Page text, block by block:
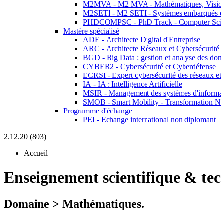
M2MVA - M2 MVA - Mathématiques,
M2SETI - M2 SETI - Systèmes embarqués
PHDCOMPSC - PhD Track - Computer
Mastère spécialisé
ADE - Architecte Digital d'Entreprise
ARC - Architecte Réseaux et Cybersécurité
BGD - Big Data : gestion et analyse des
CYBER2 - Cybersécurité et Cyberdéfense
ECRSI - Expert cybersécurité des réseaux
IA - IA : Intelligence Artificielle
MSIR - Management des systèmes
SMOB - Smart Mobility - Transformation
Programme d'échange
PEI - Echange international non diplomant
2.12.20 (803)
Accueil
Enseignement scientifique &
Domaine > Mathématiques.